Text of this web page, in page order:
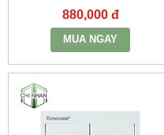
KAWASAN
880,000 đ
MUA NGAY